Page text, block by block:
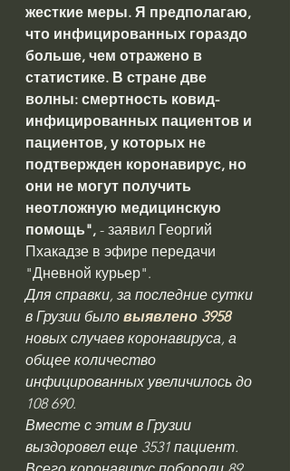
жесткие меры. Я предполагаю,
что инфицированных гораздо
больше, чем отражено в
статистике. В стране две
волны: смертность ковид-
инфицированных пациентов и
пациентов, у которых не
подтвержден коронавирус, но
они не могут получить
неотложную медицинскую
помощь", - заявил Георгий
Пхакадзе в эфире передачи
"Дневной курьер".
Для справки, за последние сутки
в Грузии было выявлено 3958
новых случаев коронавируса, а
общее количество
инфицированных увеличилось до
108 690.
Вместе с этим в Грузии
выздоровел еще 3531 пациент.